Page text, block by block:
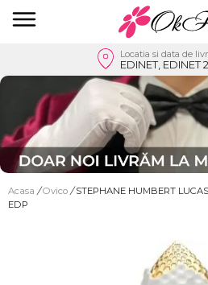
Locatia si data de
EDINET,
Acasa / Ovico / STEPHANE HUMBERT
EDP